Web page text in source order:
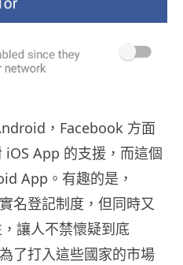
，Facebook 方面
App 的支援，而這個
App。有趣的是，
名登記制度，但同時又
讓人不禁懷疑到底
了打入這些國家的市場